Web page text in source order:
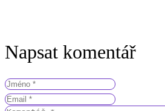
Napsat komentář